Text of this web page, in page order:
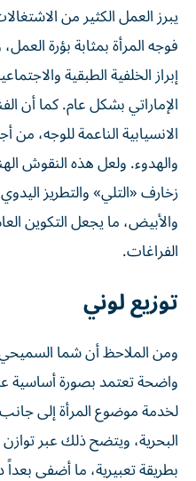
يبرز العمل الكثير من
فوجه المرأة بمثابة بؤرة
إبراز الخلفية الطبقية
الإماراتي بشكل عام. كما أن
الانسيابية الناعمة للوجه، من
والهدوء. ولعل هذه النقوش
زخارف «التلي» والتطريز
والأبيض، ما يجعل التكوين
الفراغات.
توزيع لوني
ومن الملاحظ أن شما
واضحة تعتمد بصورة أساسية
لخدمة موضوع المرأة إلى جانب
البحرية، ويتضح ذلك عبر
بطريقة تعبيرية، ما أضفى